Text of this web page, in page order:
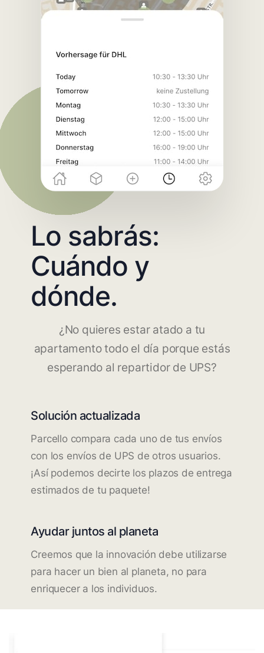
Lo sabrás:
Cuándo y
dónde.
¿No quieres estar atado a tu
apartamento todo el día porque estás
esperando al repartidor de UPS?
Solución actualizada
Parcello compara cada uno de tus envíos
con los envíos de UPS de otros usuarios.
¡Así podemos decirte los plazos de entrega
estimados de tu paquete!
Ayudar juntos al planeta
Creemos que la innovación debe utilizarse
para hacer un bien al planeta, no para
enriquecer a los individuos.